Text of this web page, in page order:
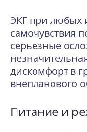
ЭКГ при любых
самочувствия
серьезные
дискомфорт в
внепланового
Питание и